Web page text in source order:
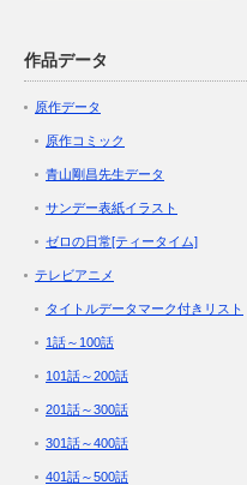
作品データ
原作データ
原作コミック
青山剛昌先生データ
サンデー表紙イラスト
ゼロの日常[ティータイム]
テレビアニメ
タイトルデータマーク付きリスト
1話～100話
101話～200話
201話～300話
301話～400話
401話～500話